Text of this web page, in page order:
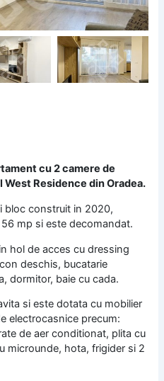
cu 2 camere de
Residence din Oradea.
bloc construit in 2020,
mp si este decomandat.
hol de acces cu dressing
deschis, bucatarie
dormitor, baie cu cada.
si este dotata cu mobilier
electrocasnice precum:
de aer conditionat, plita cu
microunde, hota, frigider si 2